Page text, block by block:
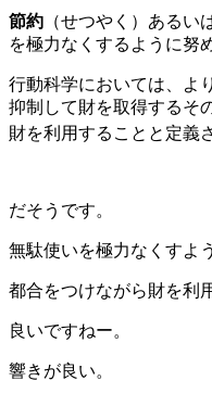
節約 （せつやく）あるい
を極力なくするように努
行動科学においては、よ
抑制して財を取得するそ
財を利用することと定義
だそうです。
無駄使いを極力なくすよ
都合をつけながら財を利
良いですねー。
響きが良い。